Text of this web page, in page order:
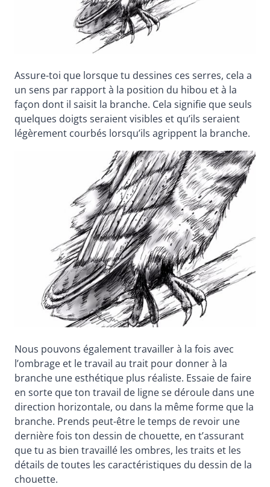
Assure-toi que lorsque tu dessines ces serres, cela a
un sens par rapport à la position du hibou et à la
façon dont il saisit la branche. Cela signifie que seuls
quelques doigts seraient visibles et qu’ils seraient
légèrement courbés lorsqu’ils agrippent la branche.
Nous pouvons également travailler à la fois avec
l’ombrage et le travail au trait pour donner à la
branche une esthétique plus réaliste. Essaie de faire
en sorte que ton travail de ligne se déroule dans une
direction horizontale, ou dans la même forme que la
branche. Prends peut-être le temps de revoir une
dernière fois ton dessin de chouette, en t’assurant
que tu as bien travaillé les ombres, les traits et les
détails de toutes les caractéristiques du dessin de la
chouette.